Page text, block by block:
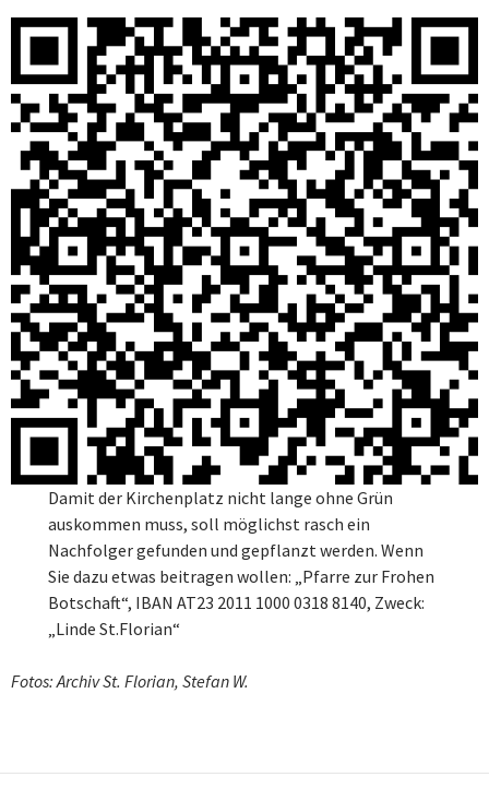
Damit der Kirchenplatz nicht lange ohne Grün
auskommen muss, soll möglichst rasch ein
Nachfolger gefunden und gepflanzt werden. Wenn
Sie dazu etwas beitragen wollen: „Pfarre zur Frohen
Botschaft“, IBAN AT23 2011 1000 0318 8140, Zweck:
„Linde St.Florian“
Fotos: Archiv St. Florian, Stefan W.